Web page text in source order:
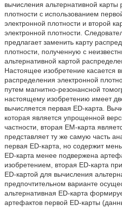
вычисления альтернативной
плотности с использованием
электронной плотности и второй
электронной плотности.
предлагает заменить карту
плотности, полученную с
альтернативной картой
Настоящее изобретение касается
распределения электронной
путем магнитно-резонансной
настоящему изобретению имеет
вычисляется первая ED-карта.
которая является упрощенной
частности, вторая EM-карта
представляет ту же самую часть
первая ED-карта, но содержит
ED-карта менее подвержена
изобретением, вторая ED-карта
ED-картой для вычисления
предпочтительном варианте
альтернативная ED-карта
артефактов первой ED-карты